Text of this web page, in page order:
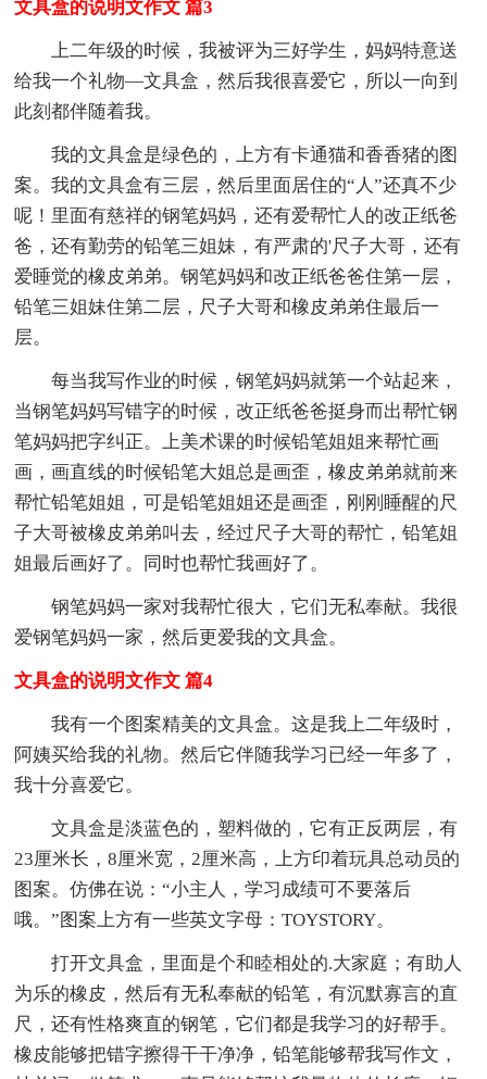
文具盒的说明文作文 篇3
上二年级的时候，我被评为三好学生，妈妈特意送
给我一个礼物—文具盒，然后我很喜爱它，所以一向到
此刻都伴随着我。
我的文具盒是绿色的，上方有卡通猫和香香猪的图
案。我的文具盒有三层，然后里面居住的“人”还真不少
呢！里面有慈祥的钢笔妈妈，还有爱帮忙人的改正纸爸
爸，还有勤劳的铅笔三姐妹，有严肃的'尺子大哥，还有
爱睡觉的橡皮弟弟。钢笔妈妈和改正纸爸爸住第一层，
铅笔三姐妹住第二层，尺子大哥和橡皮弟弟住最后一
层。
每当我写作业的时候，钢笔妈妈就第一个站起来，
当钢笔妈妈写错字的时候，改正纸爸爸挺身而出帮忙钢
笔妈妈把字纠正。上美术课的时候铅笔姐姐来帮忙画
画，画直线的时候铅笔大姐总是画歪，橡皮弟弟就前来
帮忙铅笔姐姐，可是铅笔姐姐还是画歪，刚刚睡醒的尺
子大哥被橡皮弟弟叫去，经过尺子大哥的帮忙，铅笔姐
姐最后画好了。同时也帮忙我画好了。
钢笔妈妈一家对我帮忙很大，它们无私奉献。我很
爱钢笔妈妈一家，然后更爱我的文具盒。
文具盒的说明文作文 篇4
我有一个图案精美的文具盒。这是我上二年级时，
阿姨买给我的礼物。然后它伴随我学习已经一年多了，
我十分喜爱它。
文具盒是淡蓝色的，塑料做的，它有正反两层，有
23厘米长，8厘米宽，2厘米高，上方印着玩具总动员的
图案。仿佛在说：“小主人，学习成绩可不要落后
哦。”图案上方有一些英文字母：TOYSTORY。
打开文具盒，里面是个和睦相处的.大家庭；有助人
为乐的橡皮，然后有无私奉献的铅笔，有沉默寡言的直
尺，还有性格爽直的钢笔，它们都是我学习的好帮手。
橡皮能够把错字擦得干干净净，铅笔能够帮我写作文，